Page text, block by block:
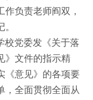
负责老师阎双，
校党委发《关于落
》文件的指示精
《意见》的各项要
，全面贯彻全面从